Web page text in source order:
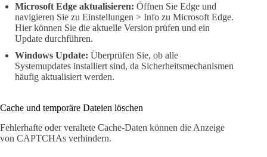
Microsoft Edge aktualisieren: Öffnen Sie Edge und
navigieren Sie zu Einstellungen > Info zu Microsoft Edge.
Hier können Sie die aktuelle Version prüfen und ein
Update durchführen.
Windows Update: Überprüfen Sie, ob alle
Systemupdates installiert sind, da Sicherheitsmechanismen
häufig aktualisiert werden.
Cache und temporäre Dateien löschen
Fehlerhafte oder veraltete Cache-Daten können die Anzeige
von CAPTCHAs verhindern.